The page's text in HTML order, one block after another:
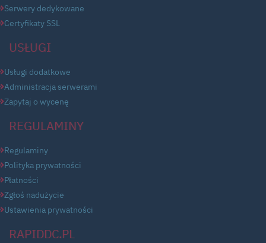
Serwery dedykowane
Certyfikaty SSL
USŁUGI
Usługi dodatkowe
Administracja serwerami
Zapytaj o wycenę
REGULAMINY
Regulaminy
Polityka prywatności
Płatności
Zgłoś nadużycie
Ustawienia prywatności
RAPIDDC.PL